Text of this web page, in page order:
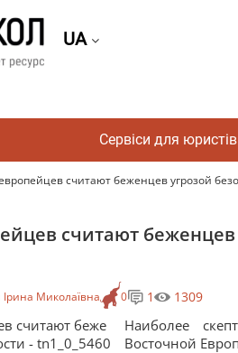
UA
Сервіси для юристів
считают беженцев угрозой
считают беженцев
Миколаївна 0 1 1309
Наиболее
Восточной